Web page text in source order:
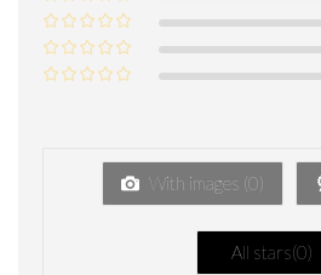
With images (0)
All stars(0)